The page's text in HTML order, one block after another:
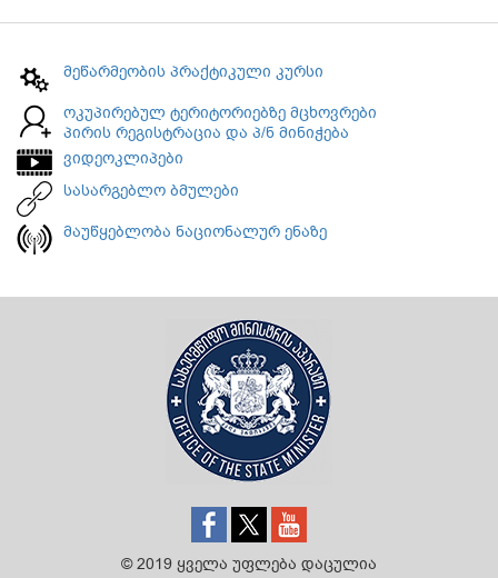
მეწარმეობის პრაქტიკული კურსი
ოკუპირებულ ტერიტორიებზე მცხოვრები
პირის რეგისტრაცია და პ/ნ მინიჭება
ვიდეოკლიპები
სასარგებლო ბმულები
მაუწყებლობა ნაციონალურ ენაზე
© 2019 ყველა უფლება დაცულია